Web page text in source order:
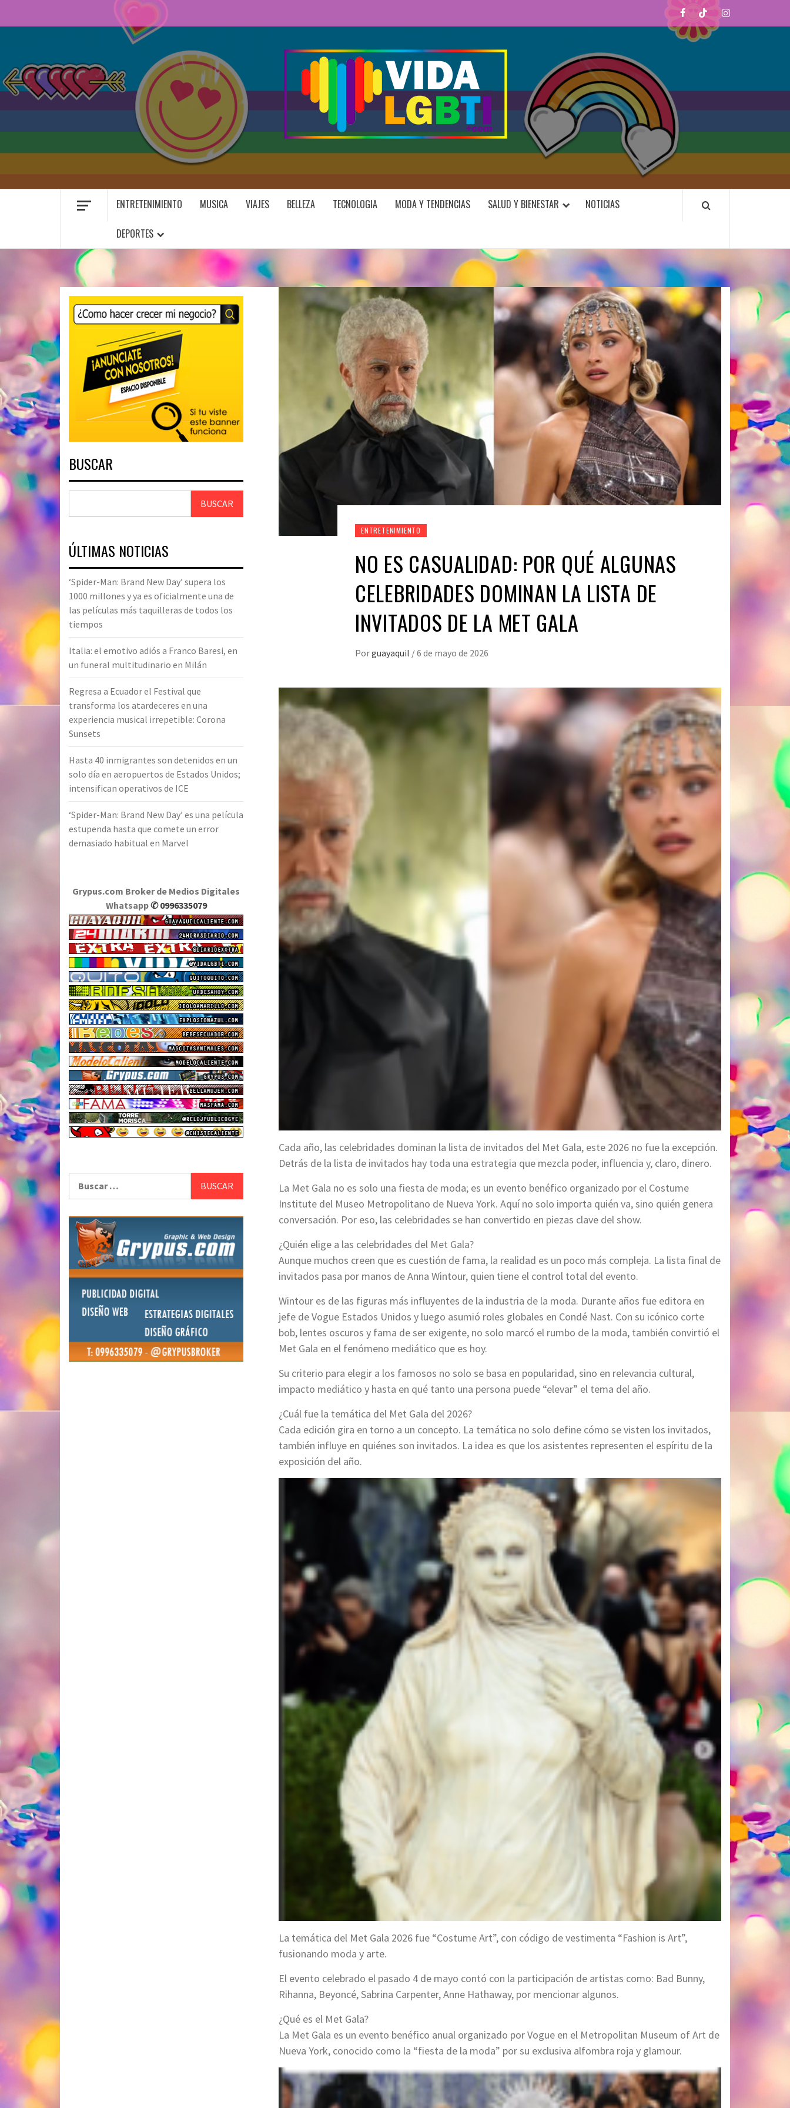
Facebook
TikTokInstagram
VIDALGBTI.COM
ORGULLO LGBTIQ+
ENTRETENIMIENTO MUSICA VIAJES BELLEZA TECNOLOGIA MODA Y TENDENCIAS SALUD Y BIENESTAR NOTICIAS
DEPORTES
ENTRETENIMIENTO
NO ES CASUALIDAD: POR QUÉ ALGUNAS
CELEBRIDADES DOMINAN LA LISTA DE
INVITADOS DE LA MET GALA
Porguayaquil /6 de mayo de 2026
Cada año, las celebridades dominan la lista de invitados del Met Gala, este 2026 no fue la excepción.
Detrás de la lista de invitados hay toda una estrategia que mezcla poder, influencia y, claro, dinero.
La Met Gala no es solo una fiesta de moda; es un evento benéfico organizado por el Costume
Institute del Museo Metropolitano de Nueva York. Aquí no solo importa quién va, sino quién genera
conversación. Por eso, las celebridades se han convertido en piezas clave del show.
¿Quién elige a las celebridades del Met Gala?
Aunque muchos creen que es cuestión de fama, la realidad es un poco más compleja. La lista final de
invitados pasa por manos de Anna Wintour, quien tiene el control total del evento.
Wintour es de las figuras más influyentes de la industria de la moda. Durante años fue editora en
jefe de Vogue Estados Unidos y luego asumió roles globales en Condé Nast. Con su icónico corte
bob, lentes oscuros y fama de ser exigente, no solo marcó el rumbo de la moda, también convirtió el
Met Gala en el fenómeno mediático que es hoy.
Su criterio para elegir a los famosos no solo se basa en popularidad, sino en relevancia cultural,
impacto mediático y hasta en qué tanto una persona puede “elevar” el tema del año.
¿Cuál fue la temática del Met Gala del 2026?
Cada edición gira en torno a un concepto. La temática no solo define cómo se visten los invitados,
también influye en quiénes son invitados. La idea es que los asistentes representen el espíritu de la
exposición del año.
La temática del Met Gala 2026 fue “Costume Art”, con código de vestimenta “Fashion is Art”,
fusionando moda y arte.
El evento celebrado el pasado 4 de mayo contó con la participación de artistas como: Bad Bunny,
Rihanna, Beyoncé, Sabrina Carpenter, Anne Hathaway, por mencionar algunos.
¿Qué es el Met Gala?
La Met Gala es un evento benéfico anual organizado por Vogue en el Metropolitan Museum of Art de
Nueva York, conocido como la “fiesta de la moda” por su exclusiva alfombra roja y glamour.
BUSCAR
BUSCAR
ÚLTIMAS NOTICIAS
‘Spider-Man: Brand New Day’ supera los
1000 millones y ya es oficialmente una de
las películas más taquilleras de todos los
tiempos
Italia: el emotivo adiós a Franco Baresi, en
un funeral multitudinario en Milán
Regresa a Ecuador el Festival que
transforma los atardeceres en una
experiencia musical irrepetible: Corona
Sunsets
Hasta 40 inmigrantes son detenidos en un
solo día en aeropuertos de Estados Unidos;
intensifican operativos de ICE
‘Spider-Man: Brand New Day’ es una película
estupenda hasta que comete un error
demasiado habitual en Marvel
Grypus.com Broker de Medios Digitales
Whatsapp✆ 0996335079